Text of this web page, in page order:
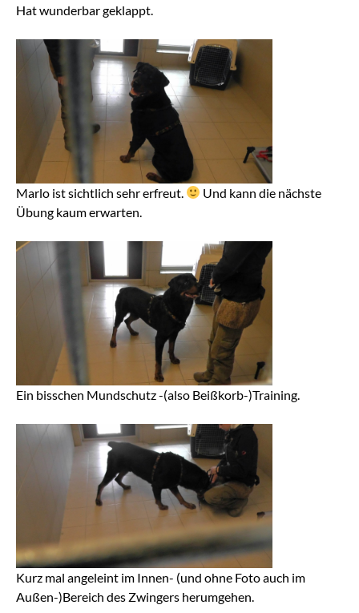
Hat wunderbar geklappt.
Marlo ist sichtlich sehr erfreut.
Und kann die nächste
Übung kaum erwarten.
Ein bisschen Mundschutz -(also Beißkorb-)Training.
Kurz mal angeleint im Innen- (und ohne Foto auch im
Außen-)Bereich des Zwingers herumgehen.